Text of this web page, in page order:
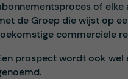
of elke
de Groep die wijst op
commerciële
prospect wordt ook wel